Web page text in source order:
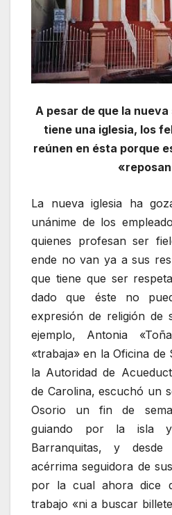
A pesar de que la
tiene una iglesia, los
reúnen en ésta porque
La nueva iglesia ha
unánime de los
quienes profesan ser
ende no van ya a sus
que tiene que ser
dado que éste no
expresión de religión de
ejemplo, Antonia
«trabaja» en la Oficina de
la Autoridad de
de Carolina, escuchó un
Osorio un fin de
guiando por la isla
Barranquitas, y
acérrima seguidora de
por la cual ahora dice
trabajo «ni a buscar